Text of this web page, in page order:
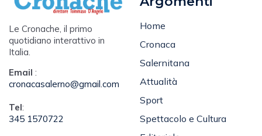
Le Cronache, il primo
quotidiano interattivo in
Italia.
Email :
cronacasalerno@gmail.com
Tel:
345 1570722
Home
Cronaca
Salernitana
Attualità
Sport
Spettacolo e Cultura